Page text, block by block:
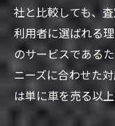
査定時の
満足度を
性
実際の取
社と比較しても、
利用者に選ばれる
のサービスである
ニーズに合わせた
は単に車を売る以